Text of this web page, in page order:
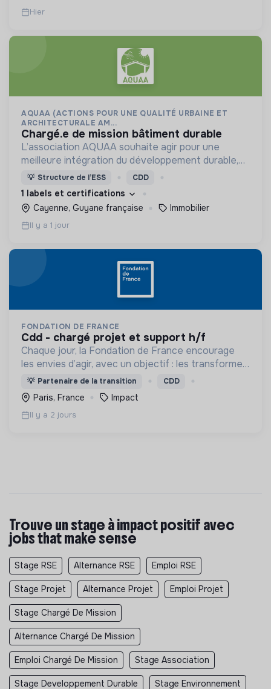
Hier
AQUAA (ACTIONS POUR UNE QUALITÉ URBAINE ET
ARCHITECTURALE AM...
chargé.e de mission bâtiment durable
L’association AQUAA souhaite agir pour une
meilleure intégration du développement durable,
et d’une réduction des impacts environnementaux,
dans l’acte de construire et d’aménager en
Guyane.
💡 Structure de l’ESS CDD
1 labels et certifications
Cayenne, Guyane française
Immobilier
Il y a 1 jour
FONDATION DE FRANCE
cdd - chargé projet et support h/f
Chaque jour, la Fondation de France encourage
les envies d’agir, avec un objectif : les transformer
en actions utiles et efficaces pour construire une
société plus digne et plus juste.
💡 Partenaire de la transition CDD
Paris, France Impact
Il y a 2 jours
Trouve un stage à impact positif avec
jobs that make sense
Stage RSE Alternance RSE Emploi RSE
Stage Projet Alternance Projet Emploi Projet
Stage Chargé De Mission
Alternance Chargé De Mission
Emploi Chargé De Mission Stage Association
Stage Developpement Durable Stage Environnement